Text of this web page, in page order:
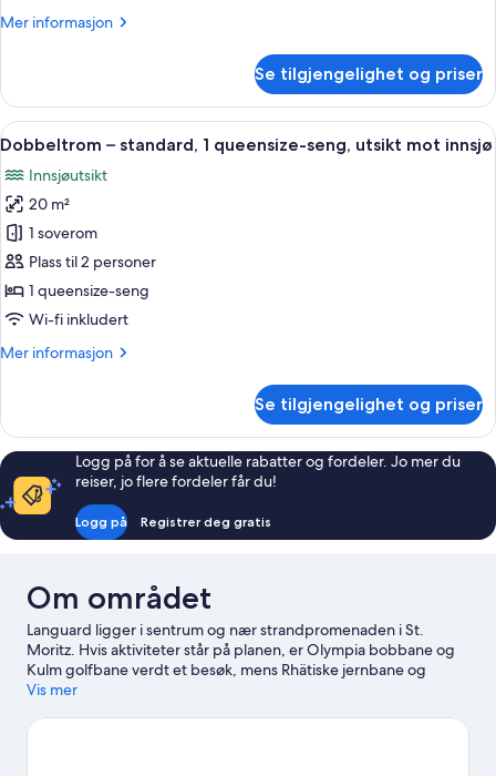
innsjø
Mer informasjon
Mer
–
comfort,
utsikt
innsjø
Se tilgjengelighet og priser
Åpne
alle
bildene
av
Dobbeltrom
–
standard,
1
seng,
innsjø
Dobbeltrom – standard, 1
5
Dobbeltrom – standard, 1 queensize-seng, utsikt mot innsjø
Innsjøutsikt
20 m²
1 soverom
Plass til 2 personer
1 queensize-seng
Wi-fi inkludert
Mer informasjon
Mer
–
standard,
1
queensize-
seng,
utsikt
Se tilgjengelighet og priser
Logg på for å se aktuelle rabatter og fordeler. Jo mer du
reiser, jo flere fordeler får du!
Logg på Registrer deg gratis
Om området
Languard ligger i sentrum og nær strandpromenaden i St.
Moritz. Hvis aktiviteter står på planen, er Olympia bobbane og
Kulm golfbane verdt et besøk, mens Rhätiske jernbane og
Ovaverva basseng og spa er noen av attraksjonene i området.
kan dessuten oppleve naturen i området gjennom turer til fots
Vis mer